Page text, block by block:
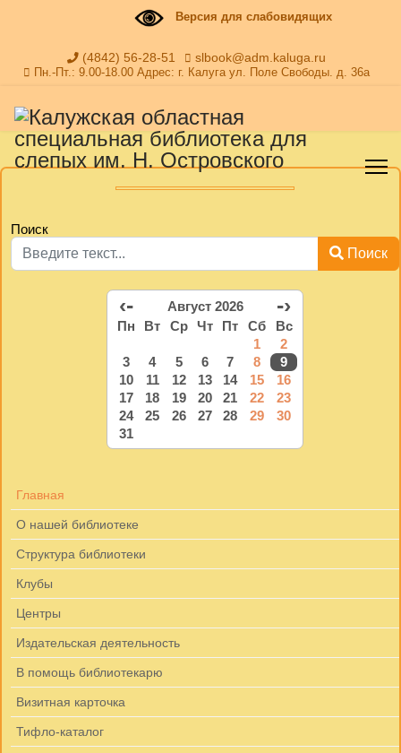
Версия для слабовидящих
(4842) 56-28-51 slbook@adm.kaluga.ru
Пн.-Пт.: 9.00-18.00 Адрес: г. Калуга ул. Поле Свободы. д. 36а
Поиск
Поиск
‹- Август 2026 -›
Пн Вт Ср Чт Пт Сб
Вс
1
2
3
4 5 6 7 8
9
10
11 12 13 14 15
16
17
18 19 20 21 22
23
24
25 26 27 28 29
30
31
Главная
О нашей библиотеке
Структура библиотеки
Клубы
Центры
Издательская деятельность
В помощь библиотекарю
Визитная карточка
Тифло-каталог